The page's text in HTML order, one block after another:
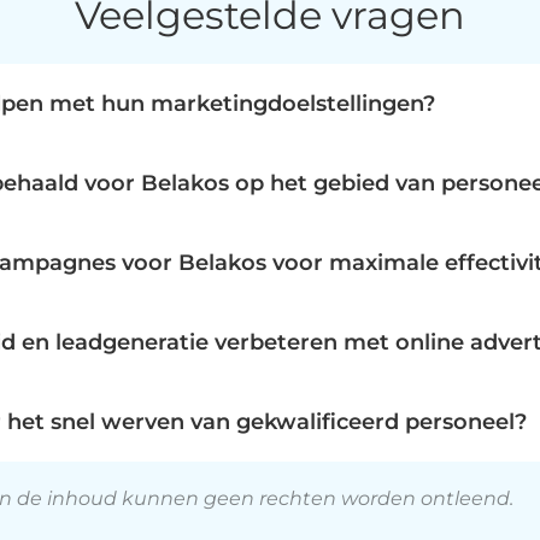
Veelgestelde vragen
met hun marketingdoelstellingen?
roomvisuals die de merkopbouw
Social Media Hulp een
voor Belakos op het gebied van
vier weken 38 gekwalificeerde vacatureleads
aanpak, waarbij formulieren geoptimaliseerd
voor Belakos voor maximale
leads direct de juiste, relevante informatie
op basis van prestaties en wat het beste
en leadgeneratie verbeteren met online
visuele content te gebruiken op inspiratieplatforms
en inspireert potentiële klanten. Een
verkoopkansen.
snel werven van gekwalificeerd personeel?
bereiken. Het optimaliseren van
bevatten. Door campagnes continu te
de inhoud kunnen geen rechten worden ontleend.